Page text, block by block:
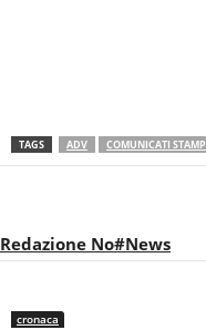
TAGS ADV COMUNICATI
Redazione No#News
cronaca